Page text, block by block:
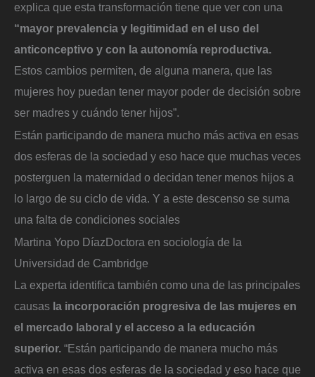
explica que esta transformación tiene que ver con una
“mayor prevalencia y legitimidad en el uso del
anticonceptivo y con la autonomía reproductiva.
Estos cambios permiten, de alguna manera, que las
mujeres hoy puedan tener mayor poder de decisión sobre
ser madres y cuándo tener hijos”.
Están participando de manera mucho más activa en esas
dos esferas de la sociedad y eso hace que muchas veces
posterguen la maternidad o decidan tener menos hijos a
lo largo de su ciclo de vida. Y a este descenso se suma
una falta de condiciones sociales
Martina Yopo DíazDoctora en sociología de la
Universidad de Cambridge
La experta identifica también como una de las principales
causas la incorporación progresiva de las mujeres en
el mercado laboral y el acceso a la educación
superior. “Están participando de manera mucho más
activa en esas dos esferas de la sociedad y eso hace que